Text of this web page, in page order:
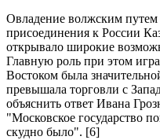
Овладение волжским путем
присоединения к России
открывало широкие
Главную роль при этом
Востоком была
превышала торговли с
объяснить ответ Ивана
"Московское государство
скудно было". [6]